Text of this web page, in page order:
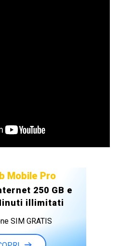
Mobile Pro
250 GB e
illimitati
SIM GRATIS